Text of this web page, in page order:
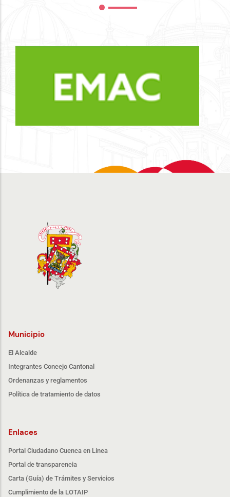
Municipio
El Alcalde
Integrantes Concejo Cantonal
Ordenanzas y reglamentos
Política de tratamiento de datos
Enlaces
Portal Ciudadano Cuenca en Línea
Portal de transparencia
Carta (Guía) de Trámites y Servicios
Cumplimiento de la LOTAIP